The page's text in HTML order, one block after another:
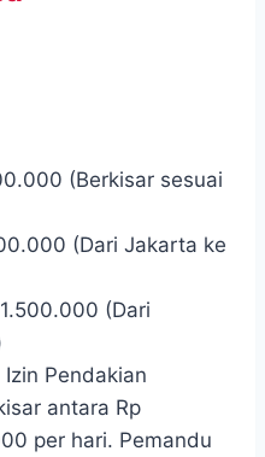
(Berkisar sesuai
(Dari Jakarta ke
(Dari
Pendakian
antara Rp
per hari. Pemandu